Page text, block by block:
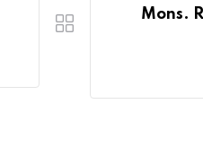
Mons.